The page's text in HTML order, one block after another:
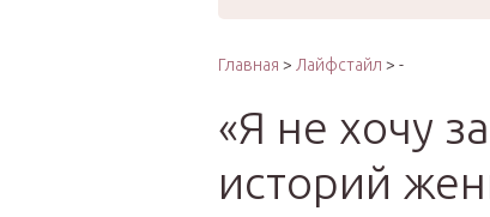
Главная > Лайфстайл > -
«Я не хочу
историй